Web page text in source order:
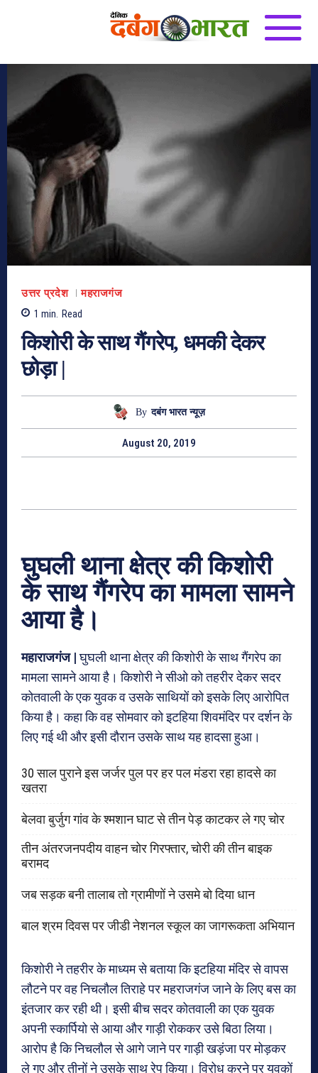
उत्तर प्रदेश
महराजगंज
1 min. Read
किशोरी के साथ गैंगरेप, धमकी देकर
छोड़ा |
By दबंग भारत न्यूज़
August 20, 2019
घुघली थाना क्षेत्र की किशोरी
के साथ गैंगरेप का मामला सामने
आया है।
महाराजगंज |घुघली थाना क्षेत्र की किशोरी के साथ गैंगरेप का
मामला सामने आया है। किशोरी ने सीओ को तहरीर देकर सदर
कोतवाली के एक युवक व उसके साथियों को इसके लिए आरोपित
किया है। कहा कि वह सोमवार को इटहिया शिवमंदिर पर दर्शन के
लिए गई थी और इसी दौरान उसके साथ यह हादसा हुआ।
30 साल पुराने इस जर्जर पुल पर हर पल मंडरा रहा हादसे का
खतरा
बेलवा बुर्जुग गांव के श्मशान घाट से तीन पेड़ काटकर ले गए चोर
तीन अंतरजनपदीय वाहन चोर गिरफ्तार, चोरी की तीन बाइक
बरामद
जब सड़क बनी तालाब तो ग्रामीणों ने उसमे बो दिया धान
बाल श्रम दिवस पर जीडी नेशनल स्कूल का जागरूकता अभियान
किशोरी ने तहरीर के माध्यम से बताया कि इटहिया मंदिर से वापस
लौटने पर वह निचलौल तिराहे पर महराजगंज जाने के लिए बस का
इंतजार कर रही थी। इसी बीच सदर कोतवाली का एक युवक
अपनी स्कार्पियो से आया और गाड़ी रोककर उसे बिठा लिया।
आरोप है कि निचलौल से आगे जाने पर गाड़ी खड़ंजा पर मोड़कर
ले गए और तीनों ने उसके साथ रेप किया। विरोध करने पर युवकों